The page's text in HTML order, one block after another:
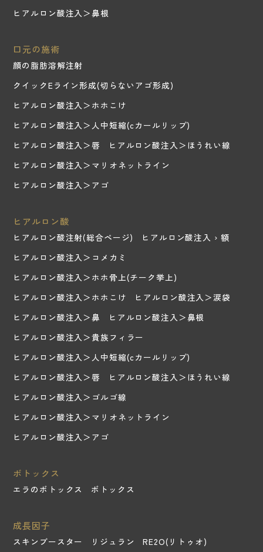
ヒアルロン酸注入＞鼻根
口元の施術
顔の脂肪溶解注射
クイックEライン形成(切らないアゴ形成)
ヒアルロン酸注入＞ホホこけ
ヒアルロン酸注入＞人中短縮(cカールリップ)
ヒアルロン酸注入＞唇
ヒアルロン酸注入＞ほうれい線
ヒアルロン酸注入＞マリオネットライン
ヒアルロン酸注入＞アゴ
ヒアルロン酸
ヒアルロン酸注射(総合ページ)
ヒアルロン酸注入 › 額
ヒアルロン酸注入＞コメカミ
ヒアルロン酸注入＞ホホ骨上(チーク挙上)
ヒアルロン酸注入＞ホホこけ
ヒアルロン酸注入＞涙袋
ヒアルロン酸注入＞鼻
ヒアルロン酸注入＞鼻根
ヒアルロン酸注入＞貴族フィラー
ヒアルロン酸注入＞人中短縮(cカールリップ)
ヒアルロン酸注入＞唇
ヒアルロン酸注入＞ほうれい線
ヒアルロン酸注入＞ゴルゴ線
ヒアルロン酸注入＞マリオネットライン
ヒアルロン酸注入＞アゴ
ボトックス
エラのボトックス ボトックス
成長因子
スキンブースター リジュラン RE2O(リトゥオ)